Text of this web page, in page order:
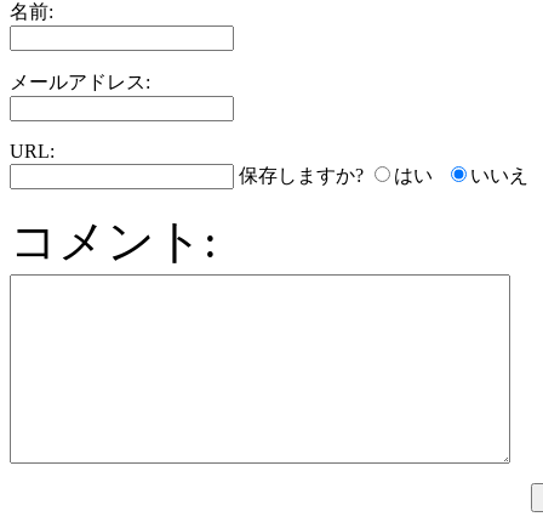
名前:
メールアドレス:
URL:
保存しますか?
はい いいえ
コメント: